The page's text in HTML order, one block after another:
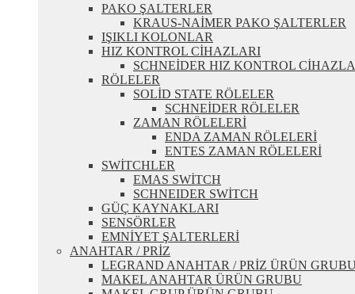
PAKO ŞALTERLER
KRAUS-NAİMER PAKO ŞALTERLER
IŞIKLI KOLONLAR
HIZ KONTROL CİHAZLARI
SCHNEİDER HIZ KONTROL
RÖLELER
SOLİD STATE RÖLELER
SCHNEİDER RÖLELER
ZAMAN RÖLELERİ
ENDA ZAMAN RÖLELERİ
ENTES ZAMAN RÖLELERİ
SWİTCHLER
EMAS SWİTCH
SCHNEIDER SWİTCH
GÜÇ KAYNAKLARI
SENSÖRLER
EMNİYET ŞALTERLERİ
ANAHTAR / PRİZ
LEGRAND ANAHTAR / PRİZ ÜRÜN
MAKEL ANAHTAR ÜRÜN GRUBU